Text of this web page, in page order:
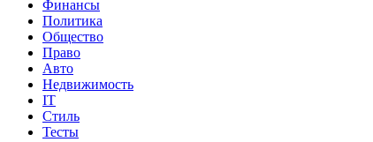
Финансы
Политика
Общество
Право
Авто
Недвижимость
IT
Стиль
Тесты